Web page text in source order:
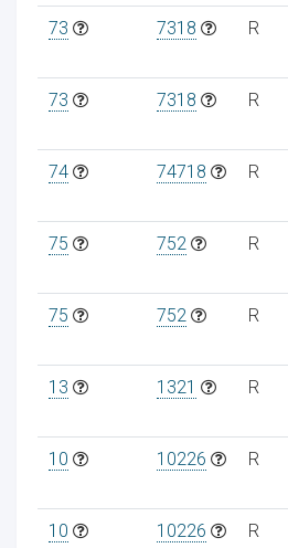
73 7318 R
73 7318 R
74 74718 R
75 752 R
75 752 R
13 1321 R
10 10226 R
10 10226 R